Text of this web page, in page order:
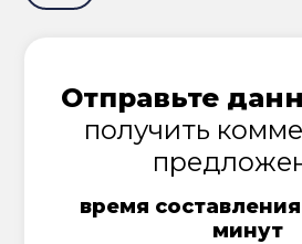
Отправьте
получить
время
минут